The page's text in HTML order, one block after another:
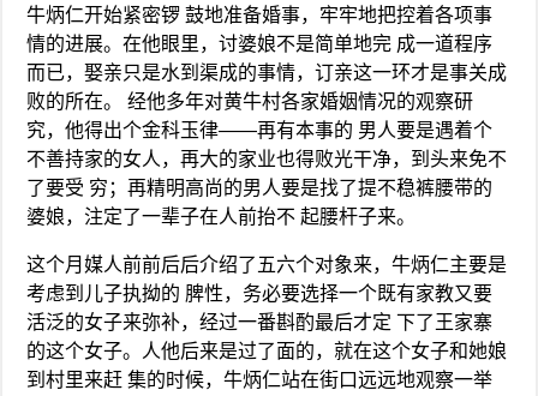
牛炳仁开始紧密锣 鼓地准备婚事，牢牢地把控着各项事
情的进展。在他眼里，讨婆娘不是简单地完 成一道程序
而已，娶亲只是水到渠成的事情，订亲这一环才是事关成
败的所在。 经他多年对黄牛村各家婚姻情况的观察研
究，他得出个金科玉律——再有本事的 男人要是遇着个
不善持家的女人，再大的家业也得败光干净，到头来免不
了要受 穷；再精明高尚的男人要是找了提不稳裤腰带的
婆娘，注定了一辈子在人前抬不 起腰杆子来。
这个月媒人前前后后介绍了五六个对象来，牛炳仁主要是
考虑到儿子执拗的 脾性，务必要选择一个既有家教又要
活泛的女子来弥补，经过一番斟酌最后才定 下了王家寨
的这个女子。人他后来是过了面的，就在这个女子和她娘
到村里来赶 集的时候，牛炳仁站在街口远远地观察一举